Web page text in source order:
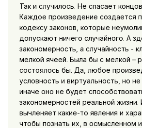
Так и случилось. Не спасает
Каждое произведение создается
кодексу законов, которые
допускают ничего случайного. А
закономерность, а случайность -
мелкой ячеей. Была бы с мелкой –
состоялось бы. Да, любое
условность и виртуальность, но не
иначе оно не будет
закономерностей реальной жизни.
вычленяет какие-то явления и
чтобы познать их, в осмысленном и